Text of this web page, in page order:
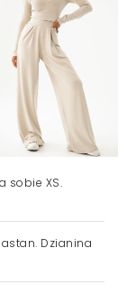
sobie XS.
Dzianina